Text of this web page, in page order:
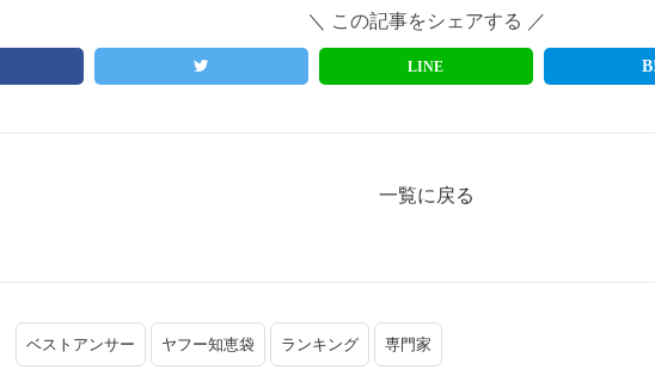
＼ この記事をシェアする ／
LINE
一覧に戻る
ベストアンサー ヤフー知恵袋 ランキング 専門家